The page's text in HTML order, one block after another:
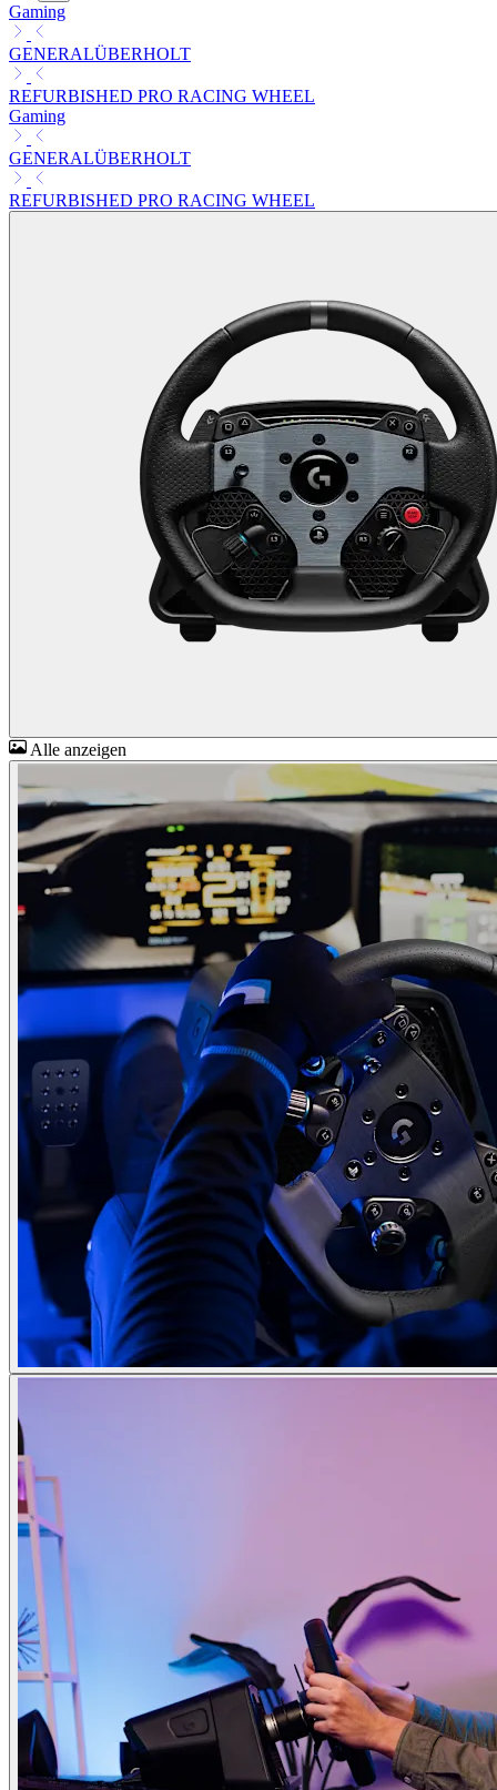
Gaming
GENERALÜBERHOLT
REFURBISHED PRO RACING WHEEL
Gaming
GENERALÜBERHOLT
REFURBISHED PRO RACING WHEEL
Alle anzeigen